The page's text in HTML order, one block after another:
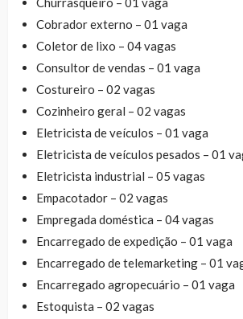
Cobrador externo – 01 vaga
Coletor de lixo – 04 vagas
Consultor de vendas – 01 vaga
Costureiro – 02 vagas
Cozinheiro geral – 02 vagas
Eletricista de veículos – 01 vaga
Eletricista de veículos pesados – 01
Eletricista industrial – 05 vagas
Empacotador – 02 vagas
Empregada doméstica – 04 vagas
Encarregado de expedição – 01 vaga
Encarregado de telemarketing – 01
Encarregado agropecuário – 01 vaga
Estoquista – 02 vagas